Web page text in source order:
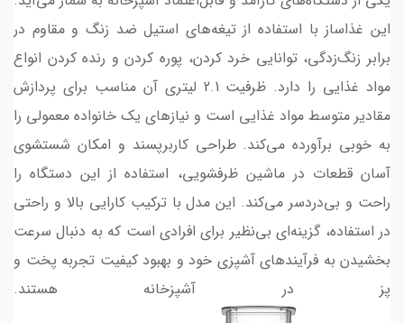
این غذاساز با استفاده از تیغه‌های استیل ضد زنگ و مقاوم در
برابر زنگ‌زدگی، توانایی خرد کردن، پوره کردن و رنده کردن انواع
مواد غذایی را دارد. ظرفیت 2.1 لیتری آن مناسب برای پردازش
مقادیر متوسط مواد غذایی است و نیازهای یک خانواده معمولی را
به خوبی برآورده می‌کند. طراحی کاربرپسند و امکان شستشوی
آسان قطعات در ماشین ظرفشویی، استفاده از این دستگاه را
راحت و بی‌دردسر می‌کند. این مدل با ترکیب کارایی بالا و راحتی
در استفاده، گزینه‌ای بی‌نظیر برای افرادی است که به دنبال سرعت
بخشیدن به فرآیندهای آشپزی خود و بهبود کیفیت تجربه پخت و
پز در آشپزخانه هستند.